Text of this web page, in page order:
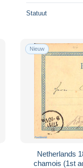
Statuut
Nieuw
Netherlands
chamois (1st